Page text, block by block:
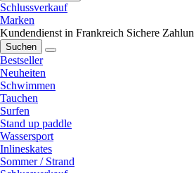
Schlussverkauf
Marken
Kundendienst in Frankreich Sichere
Suchen
Bestseller
Neuheiten
Schwimmen
Tauchen
Surfen
Stand up paddle
Wassersport
Inlineskates
Sommer / Strand